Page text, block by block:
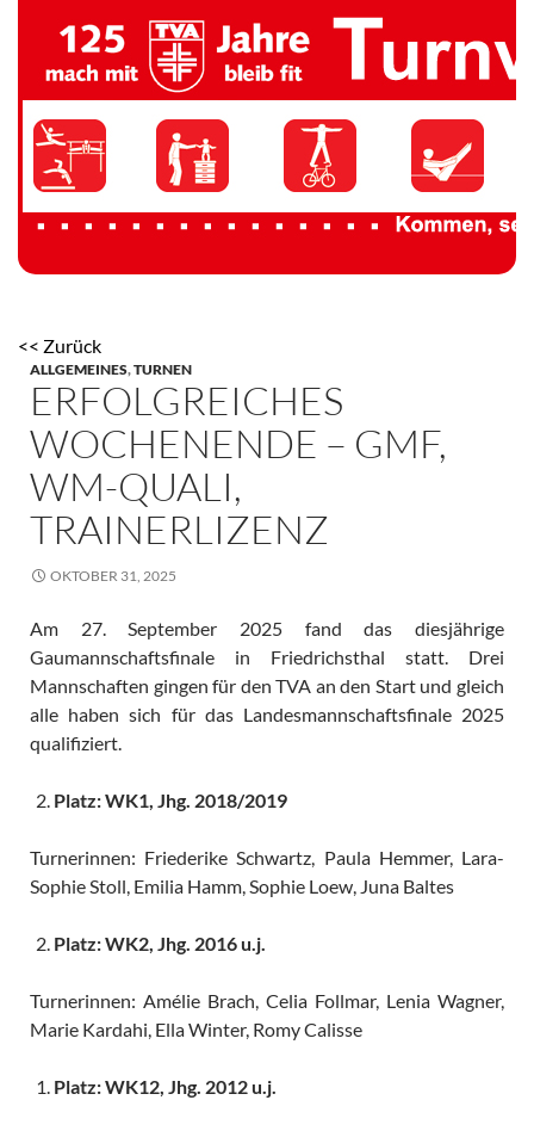
TV 1894 Auersmacher
<< Zurück
ALLGEMEINES,TURNEN
ERFOLGREICHES
WOCHENENDE – GMF,
WM-QUALI,
TRAINERLIZENZ
OKTOBER 31, 2025
Am 27. September 2025 fand das diesjährige
Gaumannschaftsfinale in Friedrichsthal statt. Drei
Mannschaften gingen für den TVA an den Start und gleich
alle haben sich für das Landesmannschaftsfinale 2025
qualifiziert.
Platz: WK1, Jhg. 2018/2019
Turnerinnen: Friederike Schwartz, Paula Hemmer, Lara-
Sophie Stoll, Emilia Hamm, Sophie Loew, Juna Baltes
Platz: WK2, Jhg. 2016 u.j.
Turnerinnen: Amélie Brach, Celia Follmar, Lenia Wagner,
Marie Kardahi, Ella Winter, Romy Calisse
Platz: WK12, Jhg. 2012 u.j.